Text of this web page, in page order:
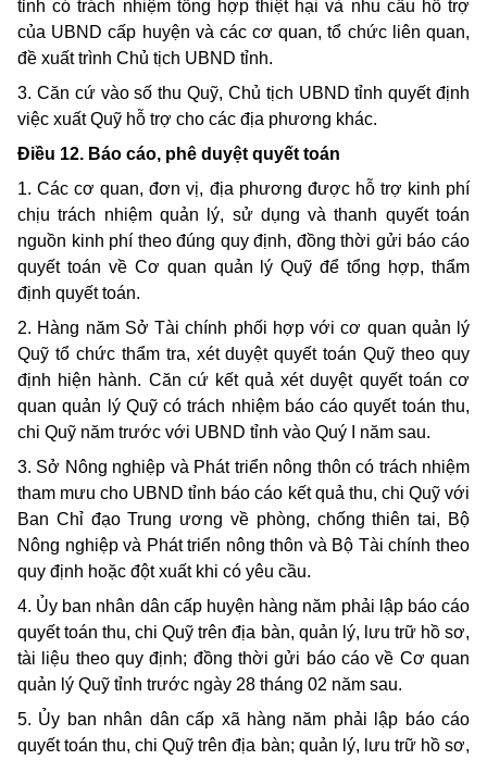
tỉnh có trách nhiệm tổng hợp thiệt hại và nhu cầu hỗ trợ
của UBND cấp huyện và các cơ quan, tổ chức liên quan,
đề xuất trình Chủ tịch UBND tỉnh.
3. Căn cứ vào số thu Quỹ, Chủ tịch UBND tỉnh quyết định
việc xuất Quỹ hỗ trợ cho các địa phương khác.
Điều 12. Báo cáo, phê duyệt quyết toán
1. Các cơ quan, đơn vị, địa phương được hỗ trợ kinh phí
chịu trách nhiệm quản lý, sử dụng và thanh quyết toán
nguồn kinh phí theo đúng quy định, đồng thời gửi báo cáo
quyết toán về Cơ quan quản lý Quỹ để tổng hợp, thẩm
định quyết toán.
2. Hàng năm Sở Tài chính phối hợp với cơ quan quản lý
Quỹ tổ chức thẩm tra, xét duyệt quyết toán Quỹ theo quy
định hiện hành. Căn cứ kết quả xét duyệt quyết toán cơ
quan quản lý Quỹ có trách nhiệm báo cáo quyết toán thu,
chi Quỹ năm trước với UBND tỉnh vào Quý I năm sau.
3. Sở Nông nghiệp và Phát triển nông thôn có trách nhiệm
tham mưu cho UBND tỉnh báo cáo kết quả thu, chi Quỹ với
Ban Chỉ đạo Trung ương về phòng, chống thiên tai, Bộ
Nông nghiệp và Phát triển nông thôn và Bộ Tài chính theo
quy định hoặc đột xuất khi có yêu cầu.
4. Ủy ban nhân dân cấp huyện hàng năm phải lập báo cáo
quyết toán thu, chi Quỹ trên địa bàn, quản lý, lưu trữ hồ sơ,
tài liệu theo quy định; đồng thời gửi báo cáo về Cơ quan
quản lý Quỹ tỉnh trước ngày 28 tháng 02 năm sau.
5. Ủy ban nhân dân cấp xã hàng năm phải lập báo cáo
quyết toán thu, chi Quỹ trên địa bàn; quản lý, lưu trữ hồ sơ,